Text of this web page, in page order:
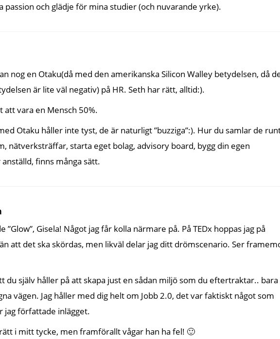
passion och glädje för mina studier (och nuvarande yrke).
nog en Otaku(då med den amerikanska Silicon Walley betydelsen, då
är lite väl negativ) på HR. Seth har rätt, alltid:).
att vara en Mensch 50%.
Otaku håller inte tyst, de är naturligt ”buzziga”:). Hur du samlar de
nätverksträffar, starta eget bolag, advisory board, bygg din egen
finns många sätt.
”Glow”, Gisela! Något jag får kolla närmare på. På TEDx hoppas jag på
att det ska skördas, men likväl delar jag ditt drömscenario. Ser
du själv håller på att skapa just en sådan miljö som du eftertraktar.. bara
vägen. Jag håller med dig helt om Jobb 2.0, det var faktiskt något som
jag författade inlägget.
i mitt tycke, men framförallt vågar han ha fel! 🙂